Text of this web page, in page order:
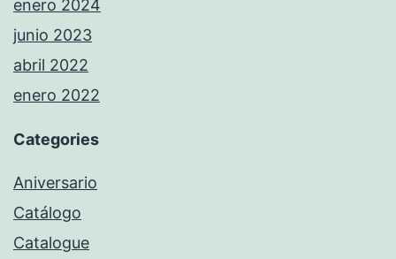
enero 2024
junio 2023
abril 2022
enero 2022
Categories
Aniversario
Catálogo
Catalogue